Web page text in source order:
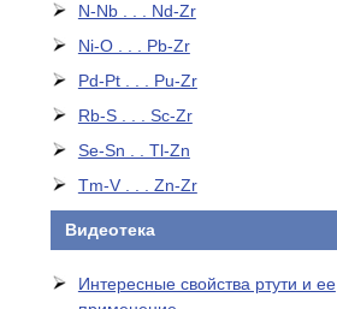
N-Nb . . . Nd-Zr
Ni-O . . . Pb-Zr
Pd-Pt . . . Pu-Zr
Rb-S . . . Sc-Zr
Se-Sn . . Tl-Zn
Tm-V . . . Zn-Zr
Видеотека
Интересные свойства ртути и ее